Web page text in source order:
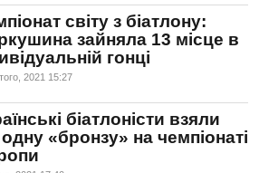
світу з біатлону:
зайняла 13 місце в
гонці
2021 15:27
біатлоністи взяли
«бронзу» на чемпіонаті